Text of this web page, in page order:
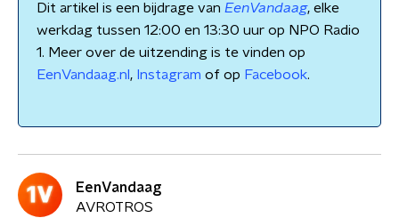
Dit artikel is een bijdrage van EenVandaag, elke
werkdag tussen 12:00 en 13:30 uur op NPO Radio
1. Meer over de uitzending is te vinden op
EenVandaag.nl , Instagram of op Facebook.
EenVandaag
AVROTROS